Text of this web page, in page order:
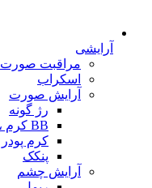
آرایشی
مراقبت صورت
اسکراب
آرایش صورت
رژ گونه
BB کرم ، CC کرم
کرم پودر
پنکک
آرایش چشم